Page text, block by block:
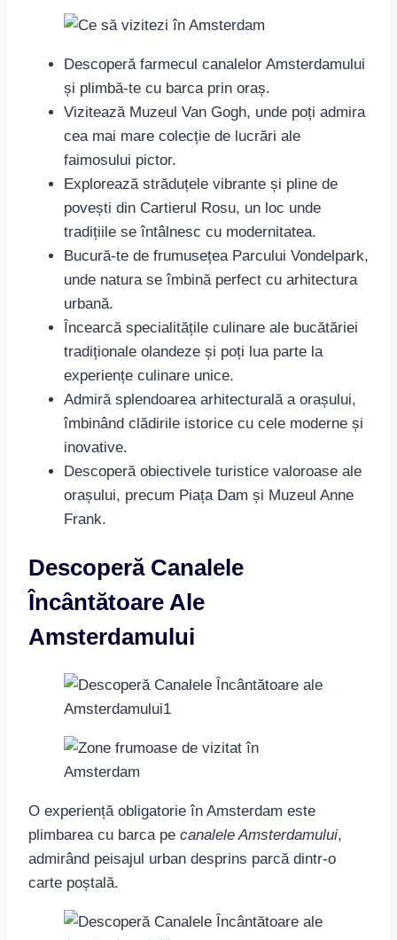
Descoperă farmecul canalelor Amsterdamului
și plimbă-te cu barca prin oraș.
Vizitează Muzeul Van Gogh, unde poți admira
cea mai mare colecție de lucrări ale
faimosului pictor.
Explorează străduțele vibrante și pline de
povești din Cartierul Rosu, un loc unde
tradițiile se întâlnesc cu modernitatea.
Bucură-te de frumusețea Parcului Vondelpark,
unde natura se îmbină perfect cu arhitectura
urbană.
Încearcă specialitățile culinare ale bucătăriei
tradiționale olandeze și poți lua parte la
experiențe culinare unice.
Admiră splendoarea arhitecturală a orașului,
îmbinând clădirile istorice cu cele moderne și
inovative.
Descoperă obiectivele turistice valoroase ale
orașului, precum Piața Dam și Muzeul Anne
Frank.
Descoperă Canalele
Încântătoare Ale
Amsterdamului
O experiență obligatorie în Amsterdam este
plimbarea cu barca pe canalele Amsterdamului,
admirând peisajul urban desprins parcă dintr-o
carte poștală.